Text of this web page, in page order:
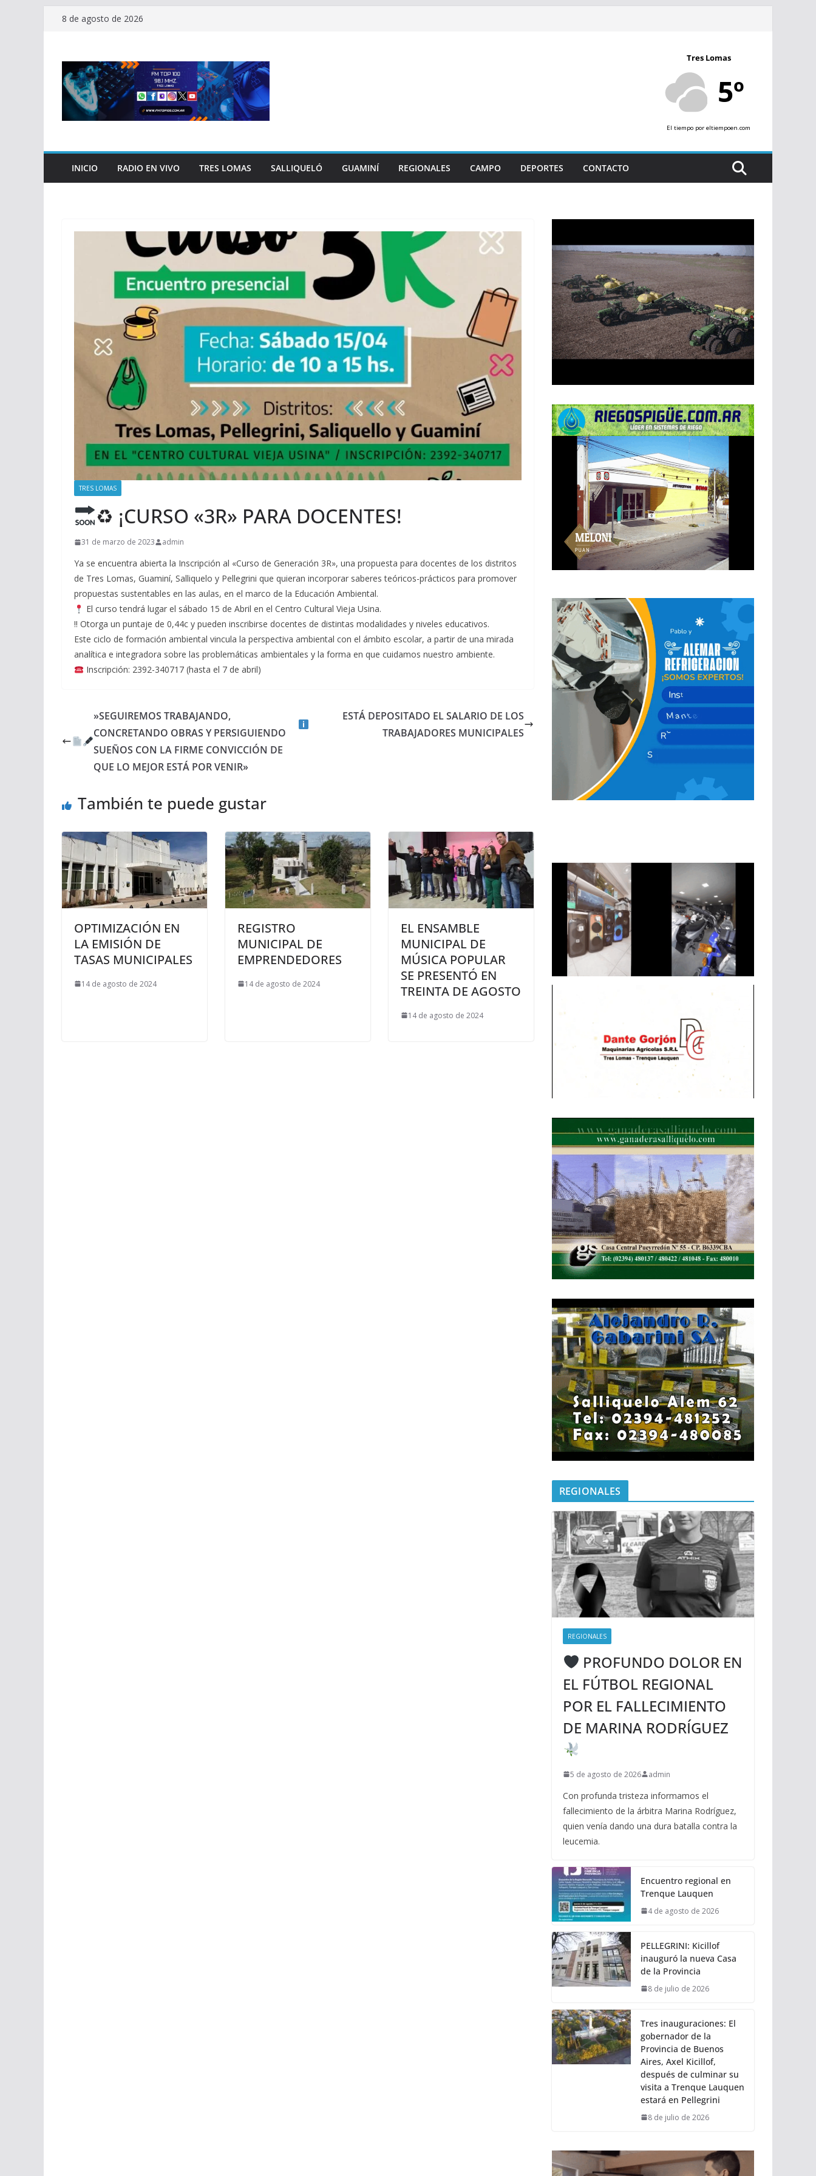
Saltar8 de agosto de 2026
Tres Lomas
5º
El tiempo por eltiempoen.com
INICIO RADIO EN VIVO TRES LOMAS SALLIQUELÓ GUAMINÍ REGIONALES CAMPO DEPORTES CONTACTO
TRES LOMAS
♻ ¡CURSO «3R» PARA DOCENTES!
31 de marzo de 2023 admin
Ya se encuentra abierta la Inscripción al «Curso de Generación 3R», una propuesta para docentes de los distritos
de Tres Lomas, Guaminí, Salliquelo y Pellegrini que quieran incorporar saberes teóricos-prácticos para promover
propuestas sustentables en las aulas, en el marco de la Educación Ambiental.
El curso tendrá lugar el sábado 15 de Abril en el Centro Cultural Vieja Usina.
‼ Otorga un puntaje de 0,44c y pueden inscribirse docentes de distintas modalidades y niveles educativos.
Este ciclo de formación ambiental vincula la perspectiva ambiental con el ámbito escolar, a partir de una mirada
analítica e integradora sobre las problemáticas ambientales y la forma en que cuidamos nuestro ambiente.
Inscripción: 2392-340717 (hasta el 7 de abril)
»SEGUIREMOS TRABAJANDO,
CONCRETANDO OBRAS Y PERSIGUIENDO
SUEÑOS CON LA FIRME CONVICCIÓN DE
QUE LO MEJOR ESTÁ POR VENIR»
ESTÁ DEPOSITADO EL SALARIO DE LOS
TRABAJADORES MUNICIPALES
También te puede gustar
OPTIMIZACIÓN EN
LA EMISIÓN DE
TASAS MUNICIPALES
14 de agosto de 2024
REGISTRO
MUNICIPAL DE
EMPRENDEDORES
14 de agosto de 2024
EL ENSAMBLE
MUNICIPAL DE
MÚSICA POPULAR
SE PRESENTÓ EN
TREINTA DE AGOSTO
14 de agosto de 2024
REGIONALES
REGIONALES
PROFUNDO DOLOR EN
EL FÚTBOL REGIONAL
POR EL FALLECIMIENTO
DE MARINA RODRÍGUEZ
5 de agosto de 2026 admin
Con profunda tristeza informamos el
fallecimiento de la árbitra Marina Rodríguez,
quien venía dando una dura batalla contra la
leucemia.
Encuentro regional en
Trenque Lauquen
4 de agosto de 2026
PELLEGRINI: Kicillof
inauguró la nueva Casa
de la Provincia
8 de julio de 2026
Tres inauguraciones: El
gobernador de la
Provincia de Buenos
Aires, Axel Kicillof,
después de culminar su
visita a Trenque Lauquen
estará en Pellegrini
8 de julio de 2026